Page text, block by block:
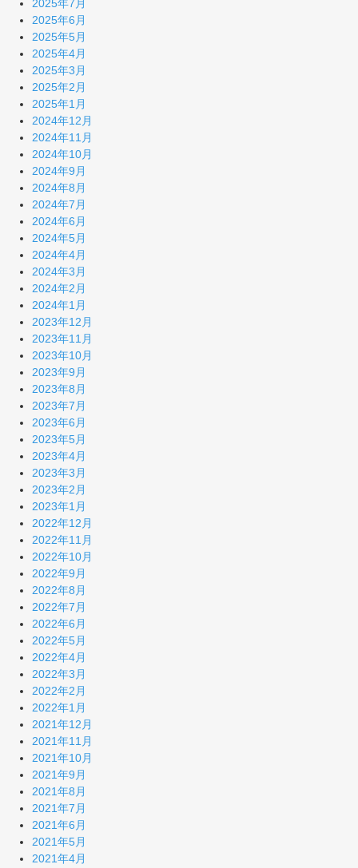
2025年7月
2025年6月
2025年5月
2025年4月
2025年3月
2025年2月
2025年1月
2024年12月
2024年11月
2024年10月
2024年9月
2024年8月
2024年7月
2024年6月
2024年5月
2024年4月
2024年3月
2024年2月
2024年1月
2023年12月
2023年11月
2023年10月
2023年9月
2023年8月
2023年7月
2023年6月
2023年5月
2023年4月
2023年3月
2023年2月
2023年1月
2022年12月
2022年11月
2022年10月
2022年9月
2022年8月
2022年7月
2022年6月
2022年5月
2022年4月
2022年3月
2022年2月
2022年1月
2021年12月
2021年11月
2021年10月
2021年9月
2021年8月
2021年7月
2021年6月
2021年5月
2021年4月